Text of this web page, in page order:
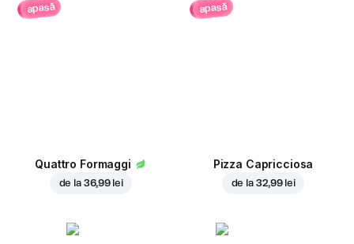
apasă
Quattro Formaggi
de la 36,99 lei
apasă
Pizza Capricciosa
de la 32,99 lei